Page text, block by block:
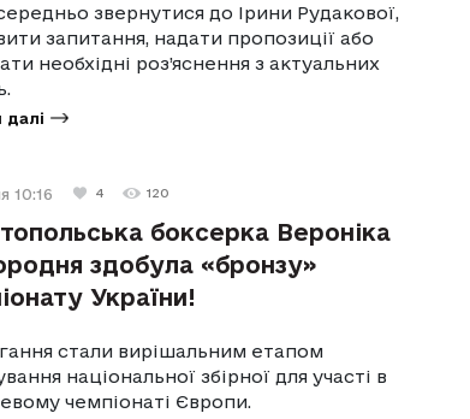
звернутися до Ірини Рудакової,
запитання, надати пропозиції або
необхідні роз’яснення з актуальних
далі
10:16 4 120
боксерка Вероніка
здобула «бронзу»
України!
стали вирішальним етапом
національної збірної для участі в
чемпіонаті Європи.